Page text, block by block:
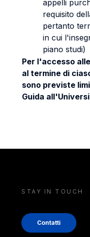
appelli
requisito
pertanto
in cui
piano studi)
Per l'accesso
al termine di
sono previste
Guida
STAY IN TOUCH
Contatti